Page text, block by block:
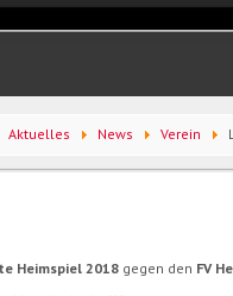
Aktuelles News Verein
Heimspiel 2018 gegen den FV